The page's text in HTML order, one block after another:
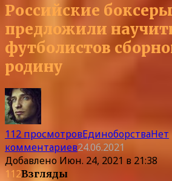
Российские боксеры
предложили
футболистов
родину
112 просмотровЕдиноборстваНет
комментариев24.06.2021
Добавлено Июн. 24, 2021 в 21:38
112Взгляды